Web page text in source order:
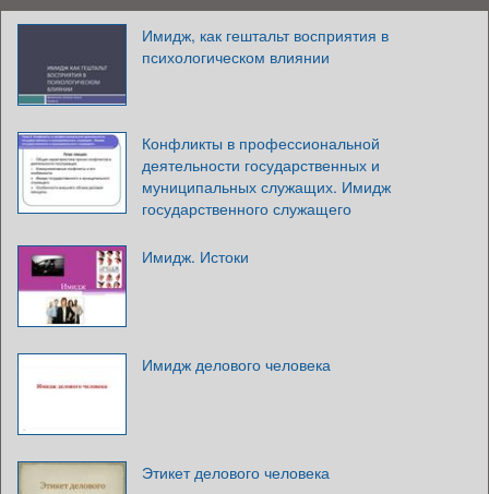
Имидж, как гештальт восприятия в
психологическом влиянии
Конфликты в профессиональной
деятельности государственных и
муниципальных служащих. Имидж
государственного служащего
Имидж. Истоки
Имидж делового человека
Этикет делового человека